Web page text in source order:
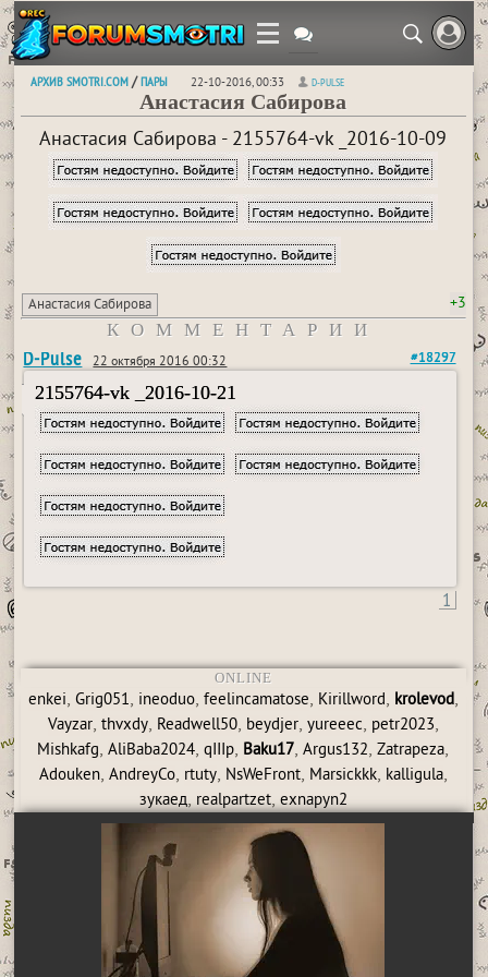
АРХИВ SMOTRI.COM /ПАРЫ 22-10-2016, 00:33 D-PULSE
Анастасия Сабирова
Анастасия Сабирова - 2155764-vk _2016-10-09
Анастасия Сабирова +3
КОММЕНТАРИИ
D-Pulse 22 октября 2016 00:32 #18297
2155764-vk _2016-10-21
1
ONLINE
enkei, Grig051, ineoduo, feelincamatose, Kirillword, krolevod,
Vayzar, thvxdy, Readwell50, beydjer, yureeec, petr2023,
Mishkafg,AliBaba2024,qIIIp, Baku17,Argus132,Zatrapeza,
Adouken, AndreyCo, rtuty, NsWeFront, Marsickkk, kalligula,
зукаед, realpartzet, exnapyn2